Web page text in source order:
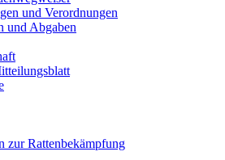
und Verordnungen
und Abgaben
zur Rattenbekämpfung